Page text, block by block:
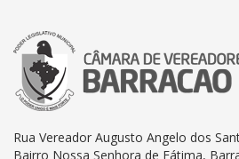
Rua Vereador Augusto Angelo dos
Bairro Nossa Senhora de Fátima,